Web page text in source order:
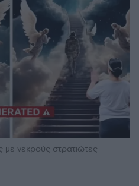
με νεκρούς στρατιώτες